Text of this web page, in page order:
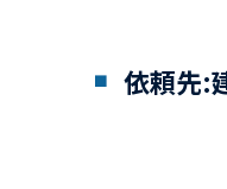
依頼先: